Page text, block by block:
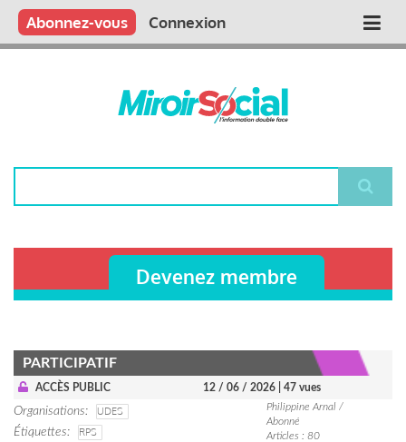
Aller
contenu
Main
Qui sommes nous ?
Vous publiez
Nous publions
Contactez-nous
Abonnez-vous Connexion
Devenez membre
PARTICIPATIF
ACCÈS PUBLIC 12 / 06 / 2026 | 47 vues
Organisations
UDES
Étiquettes
RPS
Philippine Arnal /
Abonné
Articles : 80